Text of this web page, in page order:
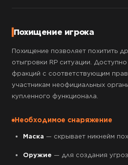
Похищение игрока
Похищение позволяет похитить
отыгровки RP ситуации.
фракций с соответствующим
участникам неофициальных
купленного функционала.
Необходимое снаряжение
Маска — скрывает никнейм
Оружие — для создания